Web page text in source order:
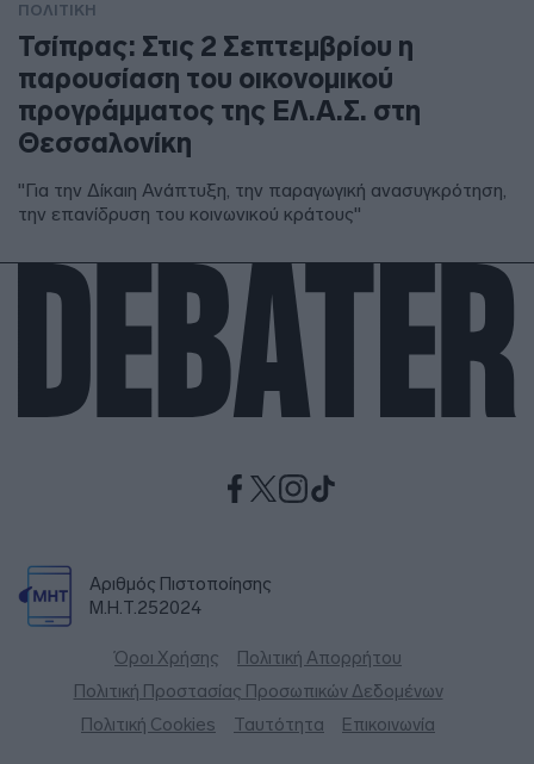
ΠΟΛΙΤΙΚΗ
Τσίπρας: Στις 2 Σεπτεμβρίου η
παρουσίαση του οικονομικού
προγράμματος της ΕΛ.Α.Σ. στη
Θεσσαλονίκη
"Για την Δίκαιη Ανάπτυξη, την παραγωγική ανασυγκρότηση,
την επανίδρυση του κοινωνικού κράτους"
Αριθμός Πιστοποίησης
Μ.Η.Τ.252024
Όροι Χρήσης
Πολιτική Απορρήτου
Πολιτική Προστασίας Προσωπικών Δεδομένων
Πολιτική Cookies
Ταυτότητα Επικοινωνία